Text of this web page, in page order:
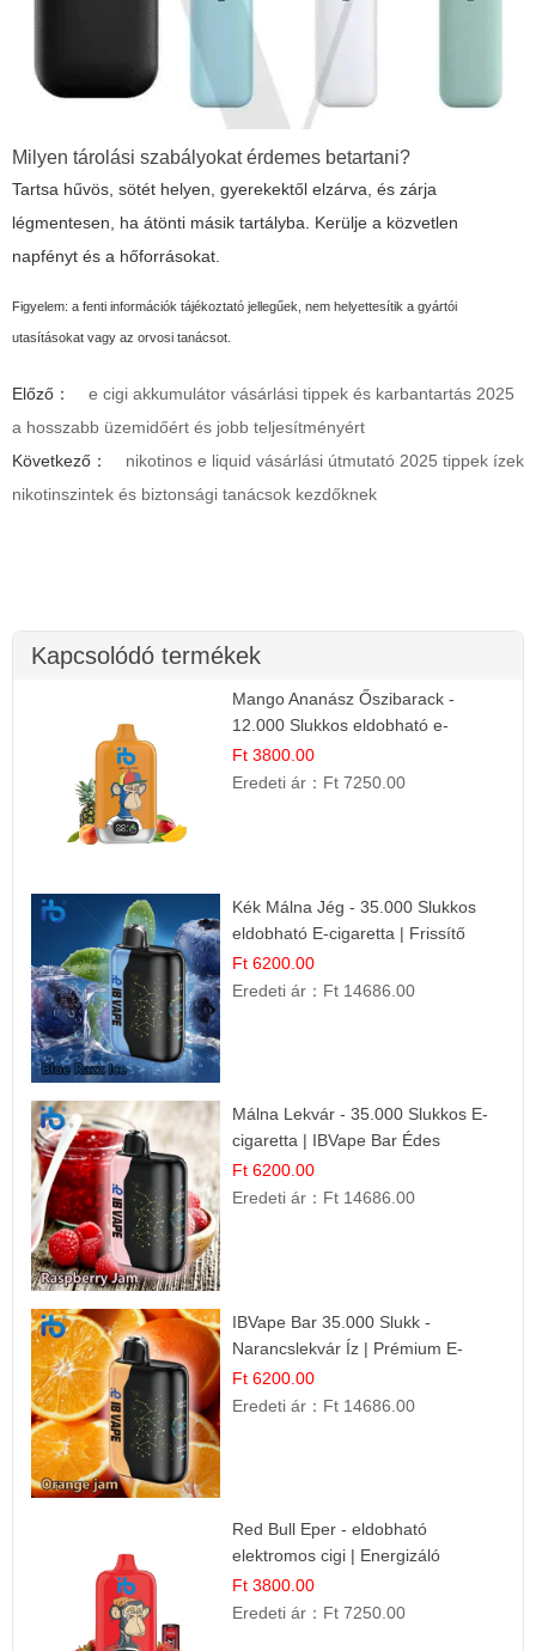
Milyen tárolási szabályokat érdemes betartani?
Tartsa hűvös, sötét helyen, gyerekektől elzárva, és zárja
légmentesen, ha átönti másik tartályba. Kerülje a közvetlen
napfényt és a hőforrásokat.
Figyelem: a fenti információk tájékoztató jellegűek, nem helyettesítik a gyártói
utasításokat vagy az orvosi tanácsot.
Előző：
e cigi akkumulátor vásárlási tippek és karbantartás 2025
a hosszabb üzemidőért és jobb teljesítményért
Következő：
nikotinos e liquid vásárlási útmutató 2025 tippek ízek
nikotinszintek és biztonsági tanácsok kezdőknek
Kapcsolódó termékek
Mango Ananász Őszibarack -
12.000 Slukkos eldobható e-
Cigaretta
Ft 3800.00
Eredeti ár： Ft 7250.00
Kék Málna Jég - 35.000 Slukkos
eldobható E-cigaretta | Frissítő
Ízélmény
Ft 6200.00
Eredeti ár： Ft 14686.00
Málna Lekvár - 35.000 Slukkos E-
cigaretta | IBVape Bar Édes
Gyümölcs Íz
Ft 6200.00
Eredeti ár： Ft 14686.00
IBVape Bar 35.000 Slukk -
Narancslekvár Íz | Prémium E-
cigaretta
Ft 6200.00
Eredeti ár： Ft 14686.00
Red Bull Eper - eldobható
elektromos cigi | Energizáló
Gyümölcs Íz
Ft 3800.00
Eredeti ár： Ft 7250.00